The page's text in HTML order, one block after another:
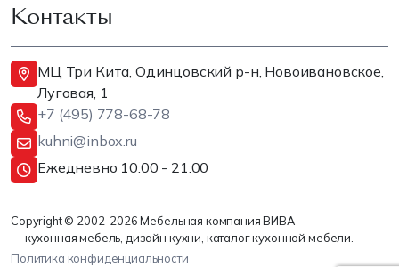
Контакты
МЦ Три Кита, Одинцовский р-н, Новоивановское,
Луговая, 1
+7 (495) 778-68-78
kuhni@inbox.ru
Ежедневно 10:00 - 21:00
Copyright © 2002–2026 Мебельная компания ВИВА
— кухонная мебель, дизайн кухни, каталог кухонной мебели.
Политика конфиденциальности